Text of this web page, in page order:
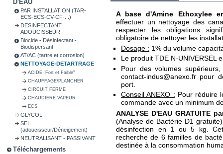
D'EAU
PAR INSTALLATION (TAR-
ECS-ECS-CV-CF-...)
DESINFECTANT
ADOUCISSEUR
Biocide - Désinfectant -
Biodispersant
AT/AC (tartre et corrosion)
NETTOYAGE-DETARTRAGE
ACIDE "Fort et Faible"
CHAUFFAGE/PLANCHER
CIRCUIT FERME
CHAUDIERE VAPEUR
ECS
GLYCOL
SEL
(adoucisseur/Déneigement)
NEUTRALISANT - PASSIVANT
Téléchargements
A base d'Amine Ethoxylee
effectuer un nettoyage des
respecter les obligations
obligatoire de nettoyer les
Dosage : 1% du volume
Le produit TDE N-UNIVERSEL
Pour des volumes
contact-indus@anexo.fr pour
port.
Conseil ANEXO : Pour réduire
commande avec un minimum
ANALYSE D'EAU GRATUITE
(Analyse de Bactérie D1
désinfection en 1 ou 5 kg.
recherche de 6 familles de
destinée à la consommation